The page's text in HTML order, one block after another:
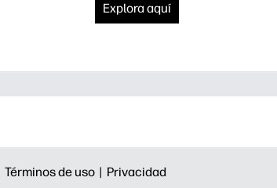
Explora aquí
Términos de uso | Privacidad